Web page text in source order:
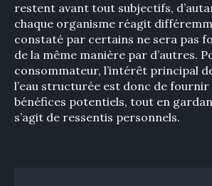
restent avant tout subjectifs,
chaque organisme réagit
constaté par certains ne sera pas
de la même manière par d’autres.
consommateur, l’intérêt principal
l’eau structurée est donc de fournir
bénéfices potentiels, tout en
s’agit de ressentis personnels.